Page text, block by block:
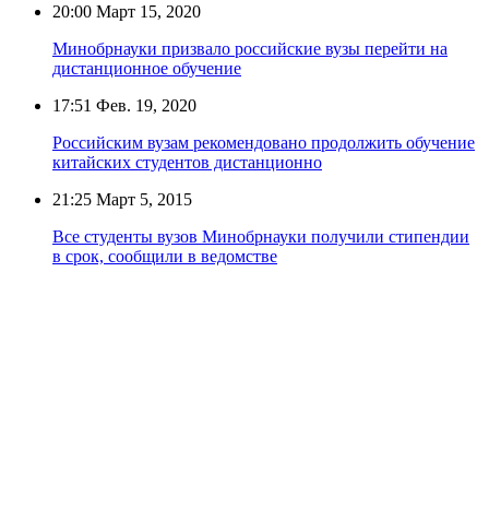
20:00 Март 15, 2020
Минобрнауки призвало российские вузы перейти на
дистанционное обучение
17:51 Фев. 19, 2020
Российским вузам рекомендовано продолжить обучение
китайских студентов дистанционно
21:25 Март 5, 2015
Все студенты вузов Минобрнауки получили стипендии
в срок, сообщили в ведомстве